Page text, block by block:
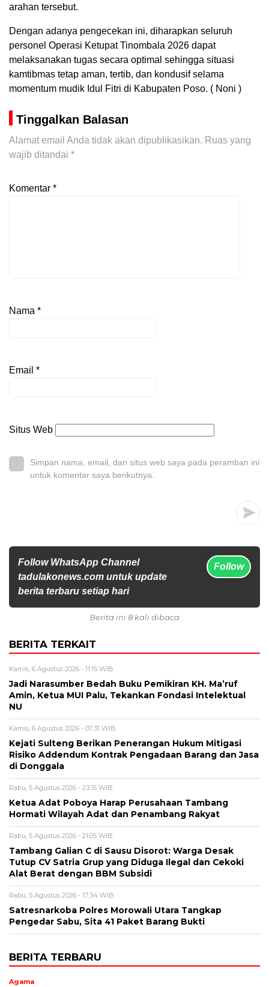
arahan tersebut.
Dengan adanya pengecekan ini, diharapkan seluruh
personel Operasi Ketupat Tinombala 2026 dapat
melaksanakan tugas secara optimal sehingga situasi
kamtibmas tetap aman, tertib, dan kondusif selama
momentum mudik Idul Fitri di Kabupaten Poso. ( Noni )
Tinggalkan Balasan
Alamat email Anda tidak akan dipublikasikan. Ruas yang
wajib ditandai *
Komentar *
Nama *
Email *
Situs Web
Simpan nama, email, dan situs web saya pada peramban ini
untuk komentar saya berikutnya.
Follow WhatsApp Channel
tadulakonews.com untuk update
berita terbaru setiap hari
Follow
Berita ini 8 kali dibaca
BERITA TERKAIT
Kamis, 6 Agustus 2026 - 11:15 WIB
Jadi Narasumber Bedah Buku Pemikiran KH. Ma’ruf
Amin, Ketua MUI Palu, Tekankan Fondasi Intelektual
NU
Kamis, 6 Agustus 2026 - 07:31 WIB
Kejati Sulteng Berikan Penerangan Hukum Mitigasi
Risiko Addendum Kontrak Pengadaan Barang dan Jasa
di Donggala
Rabu, 5 Agustus 2026 - 23:15 WIB
Ketua Adat Poboya Harap Perusahaan Tambang
Hormati Wilayah Adat dan Penambang Rakyat
Rabu, 5 Agustus 2026 - 21:05 WIB
Tambang Galian C di Sausu Disorot: Warga Desak
Tutup CV Satria Grup yang Diduga Ilegal dan Cekoki
Alat Berat dengan BBM Subsidi
Rabu, 5 Agustus 2026 - 17:34 WIB
Satresnarkoba Polres Morowali Utara Tangkap
Pengedar Sabu, Sita 41 Paket Barang Bukti
BERITA TERBARU
Agama